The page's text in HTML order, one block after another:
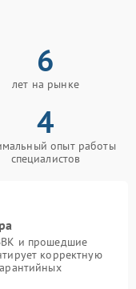
6
лет на рынке
4
опыт работы
специалистов
и прошедшие
корректную